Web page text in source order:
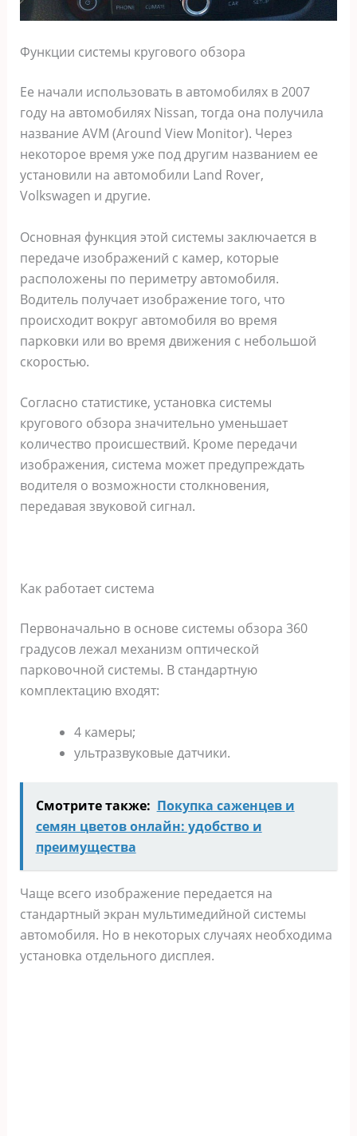
Функции системы кругового обзора
Ее начали использовать в автомобилях в 2007
году на автомобилях Nissan, тогда она получила
название AVM (Around View Monitor). Через
некоторое время уже под другим названием ее
установили на автомобили Land Rover,
Volkswagen и другие.
Основная функция этой системы заключается в
передаче изображений с камер, которые
расположены по периметру автомобиля.
Водитель получает изображение того, что
происходит вокруг автомобиля во время
парковки или во время движения с небольшой
скоростью.
Согласно статистике, установка системы
кругового обзора значительно уменьшает
количество происшествий. Кроме передачи
изображения, система может предупреждать
водителя о возможности столкновения,
передавая звуковой сигнал.
Как работает система
Первоначально в основе системы обзора 360
градусов лежал механизм оптической
парковочной системы. В стандартную
комплектацию входят:
4 камеры;
ультразвуковые датчики.
Смотрите также: Покупка саженцев и
семян цветов онлайн: удобство и
преимущества
Чаще всего изображение передается на
стандартный экран мультимедийной системы
автомобиля. Но в некоторых случаях необходима
установка отдельного дисплея.